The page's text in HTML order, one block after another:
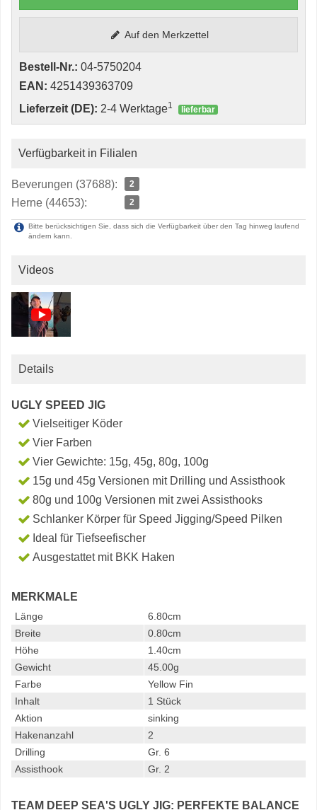
Auf den Merkzettel
Bestell-Nr.: 04-5750204
EAN: 4251439363709
Lieferzeit (DE): 2-4 Werktage1 lieferbar
Verfügbarkeit in Filialen
Beverungen (37688): 2
Herne (44653): 2
Bitte berücksichtigen Sie, dass sich die Verfügbarkeit über den Tag hinweg laufend
ändern kann.
Videos
Details
UGLY SPEED JIG
Vielseitiger Köder
Vier Farben
Vier Gewichte: 15g, 45g, 80g, 100g
15g und 45g Versionen mit Drilling und Assisthook
80g und 100g Versionen mit zwei Assisthooks
Schlanker Körper für Speed Jigging/Speed Pilken
Ideal für Tiefseefischer
Ausgestattet mit BKK Haken
MERKMALE
Länge
6.80cm
Breite
0.80cm
Höhe
1.40cm
Gewicht
45.00g
Farbe
Yellow Fin
Inhalt
1 Stück
Aktion
sinking
Hakenanzahl
2
Drilling
Gr. 6
Assisthook
Gr. 2
TEAM DEEP SEA'S UGLY JIG: PERFEKTE BALANCE